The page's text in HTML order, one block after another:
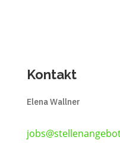
Kontakt
Elena Wallner